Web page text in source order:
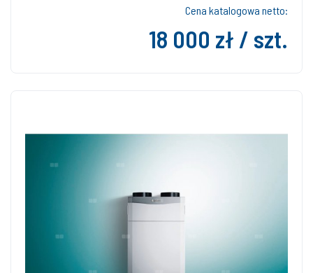
Cena katalogowa netto:
18 000 zł / szt.